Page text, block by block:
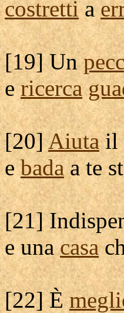
costrettia
[19] Un
ericerca
[20]Aiutail
ebadaa te
[21]
e unacasa
[22] È